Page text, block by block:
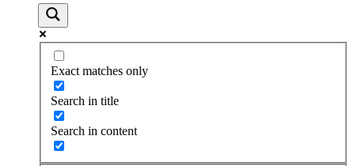
Exact matches only
Search in title
Search in content